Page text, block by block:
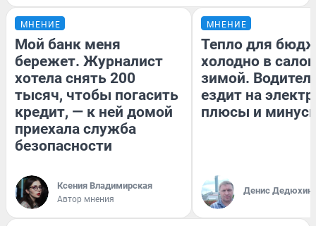
МНЕНИЕ
Мой банк меня
бережет. Журналист
хотела снять 200
тысяч, чтобы погасить
кредит, — к ней домой
приехала служба
безопасности
Ксения Владимирская
Автор мнения
МНЕНИЕ
Тепло для
холодно в
зимой.
ездит на
плюсы и
Денис Дедюхин